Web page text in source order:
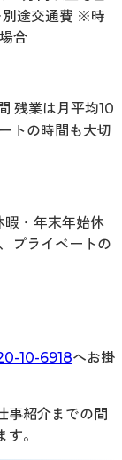
途交通費 ※時
合
残業は月平均10
トの時間も大切
・年末年始休
プライベートの
10-6918へお掛
事紹介までの間
。